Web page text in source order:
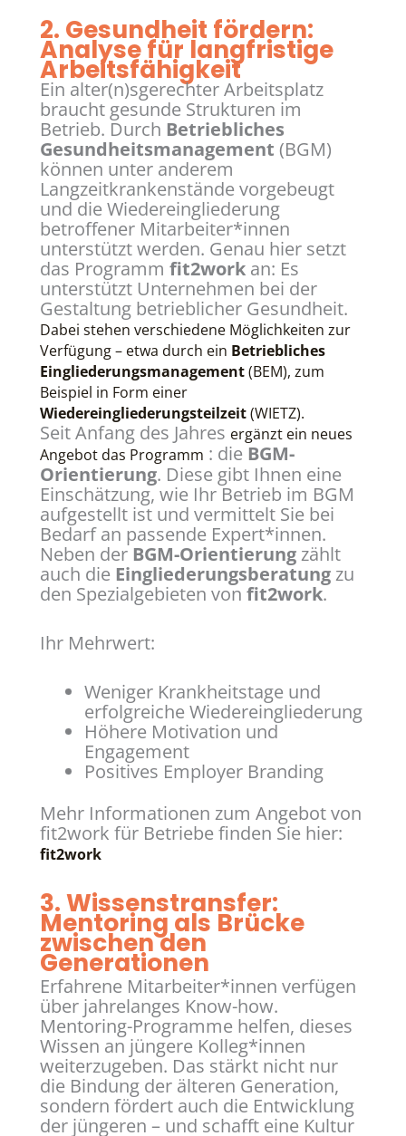
2. Gesundheit fördern:
Analyse für langfristige
Arbeitsfähigkeit
Ein alter(n)sgerechter Arbeitsplatz
braucht gesunde Strukturen im
Betrieb. Durch Betriebliches
Gesundheitsmanagement (BGM)
können unter anderem
Langzeitkrankenstände vorgebeugt
und die Wiedereingliederung
betroffener Mitarbeiter*innen
unterstützt werden. Genau hier setzt
das Programm fit2workan: Es
unterstützt Unternehmen bei der
Gestaltung betrieblicher Gesundheit.
Dabei stehen verschiedene Möglichkeiten zur
Verfügung – etwa durch ein Betriebliches
Eingliederungsmanagement(BEM), zum
Beispiel in Form einer
Wiedereingliederungsteilzeit(WIETZ).
Seit Anfang des Jahres ergänzt ein neues
Angebot das Programm : die BGM-
Orientierung. Diese gibt Ihnen eine
Einschätzung, wie Ihr Betrieb im BGM
aufgestellt ist und vermittelt Sie bei
Bedarf an passende Expert*innen.
Neben derBGM-Orientierungzählt
auch die Eingliederungsberatungzu
den Spezialgebieten von fit2work.
Ihr Mehrwert:
Weniger Krankheitstage und
erfolgreiche Wiedereingliederung
Höhere Motivation und
Engagement
Positives Employer Branding
Mehr Informationen zum Angebot von
fit2work für Betriebe finden Sie hier:
fit2work
3.Wissenstransfer:
Mentoring als Brücke
zwischen den
Generationen
Erfahrene Mitarbeiter*innen verfügen
über jahrelanges Know-how.
Mentoring-Programme helfen, dieses
Wissen an jüngere Kolleg*innen
weiterzugeben. Das stärkt nicht nur
die Bindung der älteren Generation,
sondern fördert auch die Entwicklung
der jüngeren – und schafft eine Kultur